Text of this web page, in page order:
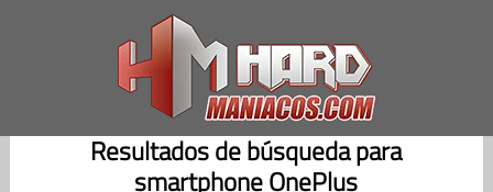
Resultados de búsqueda para
smartphone OnePlus